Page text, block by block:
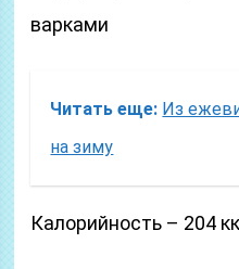
варками
Читать еще: Из
на зиму
Калорийность – 204